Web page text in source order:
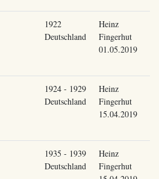
1922
Deutschland
Heinz
Fingerhut
01.05.2019
1924 - 1929
Deutschland
Heinz
Fingerhut
15.04.2019
1935 - 1939
Deutschland
Heinz
Fingerhut